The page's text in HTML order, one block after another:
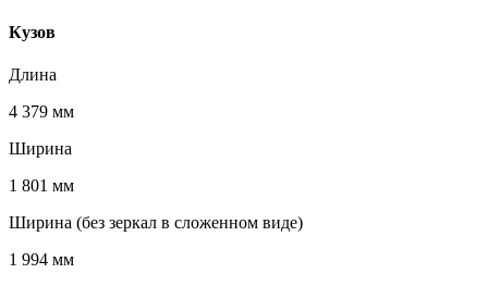
Кузов
Длина
4 379 мм
Ширина
1 801 мм
Ширина (без зеркал в сложенном виде)
1 994 мм